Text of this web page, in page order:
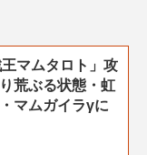
マムタロト」攻
荒ぶる状態・虹
マムガイラγに